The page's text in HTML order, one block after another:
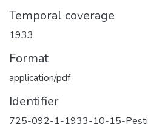
Temporal coverage
1933
Format
application/pdf
Identifier
725-092-1-1933-10-15-